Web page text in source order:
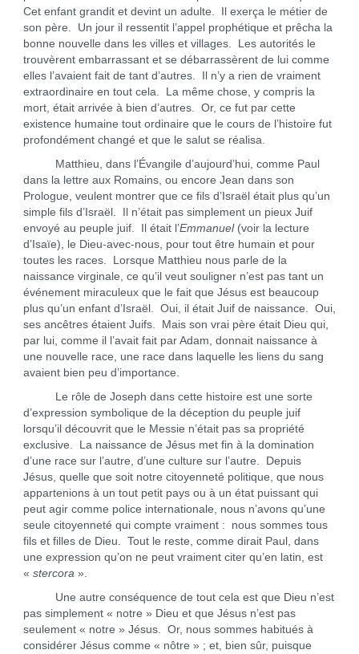
Cet enfant grandit et devint un adulte. Il exerça le métier de
son père. Un jour il ressentit l’appel prophétique et prêcha la
bonne nouvelle dans les villes et villages. Les autorités le
trouvèrent embarrassant et se débarrassèrent de lui comme
elles l’avaient fait de tant d’autres. Il n’y a rien de vraiment
extraordinaire en tout cela. La même chose, y compris la
mort, était arrivée à bien d’autres. Or, ce fut par cette
existence humaine tout ordinaire que le cours de l’histoire fut
profondément changé et que le salut se réalisa.
Matthieu, dans l’Évangile d’aujourd’hui, comme Paul
dans la lettre aux Romains, ou encore Jean dans son
Prologue, veulent montrer que ce fils d’Israël était plus qu’un
simple fils d’Israël. Il n’était pas simplement un pieux Juif
envoyé au peuple juif. Il était l’Emmanuel(voir la lecture
d’Isaïe), le Dieu-avec-nous, pour tout être humain et pour
toutes les races. Lorsque Matthieu nous parle de la
naissance virginale, ce qu’il veut souligner n’est pas tant un
événement miraculeux que le fait que Jésus est beaucoup
plus qu’un enfant d’Israël. Oui, il était Juif de naissance. Oui,
ses ancêtres étaient Juifs. Mais son vrai père était Dieu qui,
par lui, comme il l’avait fait par Adam, donnait naissance à
une nouvelle race, une race dans laquelle les liens du sang
avaient bien peu d’importance.
Le rôle de Joseph dans cette histoire est une sorte
d’expression symbolique de la déception du peuple juif
lorsqu’il découvrit que le Messie n’était pas sa propriété
exclusive. La naissance de Jésus met fin à la domination
d’une race sur l’autre, d’une culture sur l’autre. Depuis
Jésus, quelle que soit notre citoyenneté politique, que nous
appartenions à un tout petit pays ou à un état puissant qui
peut agir comme police internationale, nous n’avons qu’une
seule citoyenneté qui compte vraiment : nous sommes tous
fils et filles de Dieu. Tout le reste, comme dirait Paul, dans
une expression qu’on ne peut vraiment citer qu’en latin, est
« stercora ».
Une autre conséquence de tout cela est que Dieu n’est
pas simplement « notre » Dieu et que Jésus n’est pas
seulement « notre » Jésus. Or, nous sommes habitués à
considérer Jésus comme « nôtre » ; et, bien sûr, puisque